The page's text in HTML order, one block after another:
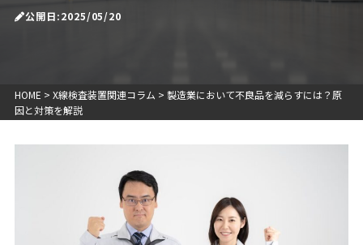
公開日:2025/05/20
HOME > X線検査装置関連コラム > 製造業において不良品を減らすには？原
因と対策を解説